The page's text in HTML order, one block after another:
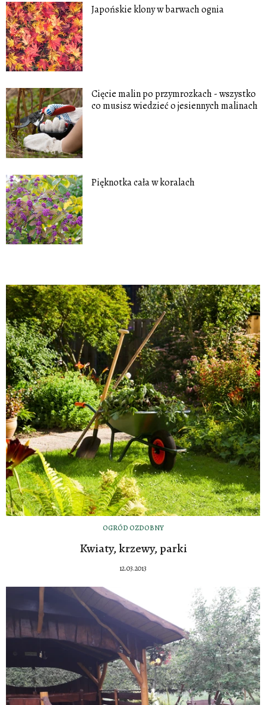
Japońskie klony w barwach ognia
Cięcie malin po przymrozkach - wszystko
co musisz wiedzieć o jesiennych malinach
Pięknotka cała w koralach
OGRÓD OZDOBNY
Kwiaty, krzewy, parki
12.03.2013